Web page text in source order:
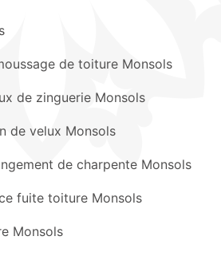
de toiture Monsols
de zinguerie Monsols
de velux Monsols
de charpente Monsols
fuite toiture Monsols
Monsols